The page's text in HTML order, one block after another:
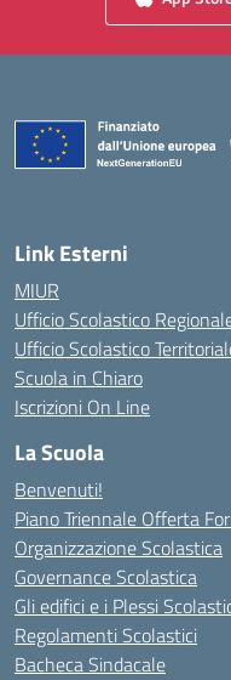
Link Esterni
MIUR
Ufficio Scolastico
Ufficio Scolastico
Scuola in Chiaro
Iscrizioni On Line
La Scuola
Benvenuti!
Piano Triennale Offerta
Organizzazione Scolastica
Governance Scolastica
Gli edifici e i Plessi
Regolamenti Scolastici
Bacheca Sindacale